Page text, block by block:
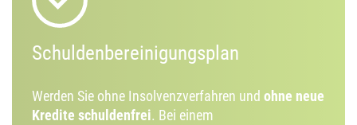
Schuldenbereinigungsplan
Werden Sie ohne Insolvenzverfahren und ohne neue
Kredite schuldenfrei. Bei einem